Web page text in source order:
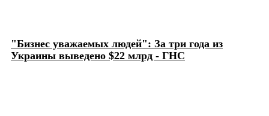
"Бизнес уважаемых людей": За три года из
Украины выведено $22 млрд - ГНС